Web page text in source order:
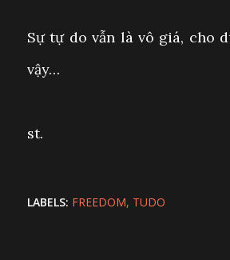
Sự tự do vẫn là vô giá, cho
vậy…
st.
LABELS: FREEDOM TUDO